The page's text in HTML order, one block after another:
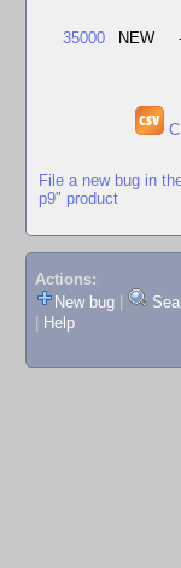
35000 NEW
File a new bug in
p9" product
Actions:
New bug
Help